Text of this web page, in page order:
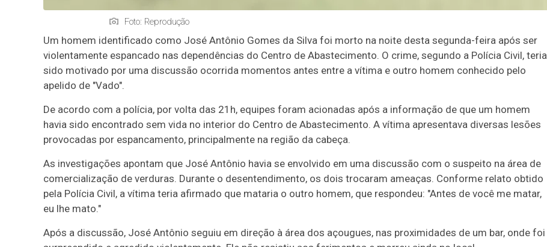
Foto: Reprodução
Um homem identificado como José Antônio Gomes da Silva foi morto na noite desta segunda-feira após ser
violentamente espancado nas dependências do Centro de Abastecimento. O crime, segundo a Polícia Civil, teria
sido motivado por uma discussão ocorrida momentos antes entre a vítima e outro homem conhecido pelo
apelido de "Vado".
De acordo com a polícia, por volta das 21h, equipes foram acionadas após a informação de que um homem
havia sido encontrado sem vida no interior do Centro de Abastecimento. A vítima apresentava diversas lesões
provocadas por espancamento, principalmente na região da cabeça.
As investigações apontam que José Antônio havia se envolvido em uma discussão com o suspeito na área de
comercialização de verduras. Durante o desentendimento, os dois trocaram ameaças. Conforme relato obtido
pela Polícia Civil, a vítima teria afirmado que mataria o outro homem, que respondeu: "Antes de você me matar,
eu lhe mato."
Após a discussão, José Antônio seguiu em direção à área dos açougues, nas proximidades de um bar, onde foi